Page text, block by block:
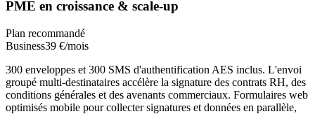
PME en croissance & scale-up
Plan recommandé
Business39 €/mois
300 enveloppes et 300 SMS d'authentification AES inclus. L'envoi
groupé multi-destinataires accélère la signature des contrats RH, des
conditions générales et des avenants commerciaux. Formulaires web
optimisés mobile pour collecter signatures et données en parallèle,